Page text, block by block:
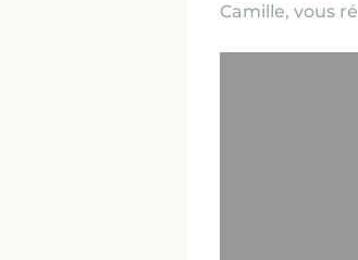
Camille, vous